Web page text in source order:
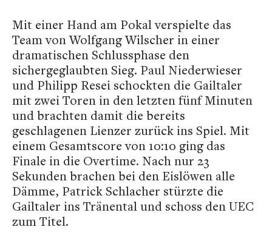
Mit einer Hand am Pokal verspielte das
Team von Wolfgang Wilscher in einer
dramatischen Schlussphase den
sichergeglaubten Sieg. Paul Niederwieser
und Philipp Resei schockten die Gailtaler
mit zwei Toren in den letzten fünf Minuten
und brachten damit die bereits
geschlagenen Lienzer zurück ins Spiel. Mit
einem Gesamtscore von 10:10 ging das
Finale in die Overtime. Nach nur 23
Sekunden brachen bei den Eislöwen alle
Dämme, Patrick Schlacher stürzte die
Gailtaler ins Tränental und schoss den UEC
zum Titel.